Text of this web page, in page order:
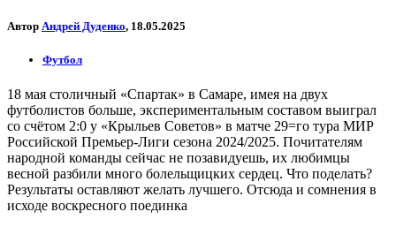
Автор Андрей Дуденко, 18.05.2025
Футбол
18 мая столичный «Спартак» в Самаре, имея на двух
футболистов больше, экспериментальным составом выиграл
со счётом 2:0 у «Крыльев Советов» в матче 29=го тура МИР
Российской Премьер-Лиги сезона 2024/2025. Почитателям
народной команды сейчас не позавидуешь, их любимцы
весной разбили много болельщицких сердец. Что поделать?
Результаты оставляют желать лучшего. Отсюда и сомнения в
исходе воскресного поединка